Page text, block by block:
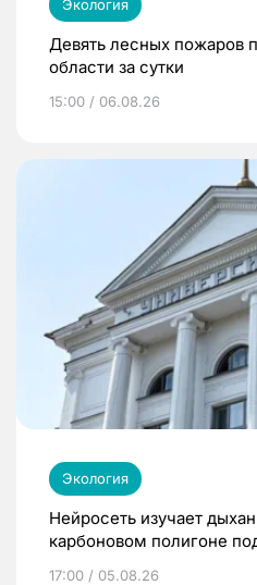
Экология
Девять лесных пожаров
области за сутки
15:00 / 06.08.26
Экология
Нейросеть изучает
карбоновом полигоне
17:00 / 05.08.26